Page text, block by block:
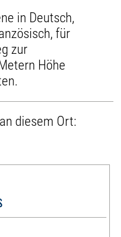
in Deutsch,
für
zur
Höhe
diesem Ort: